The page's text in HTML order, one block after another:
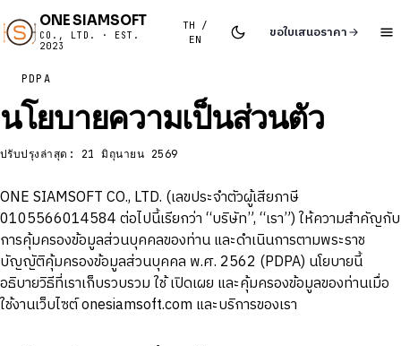
ONE SIAMSOFT
CO., LTD. · EST.
2023
TH /
EN
ขอใบเสนอราคา
PDPA
นโยบายความเป็นส่วนตัว
ปรับปรุงล่าสุด: 21 มิถุนายน 2569
ONE SIAMSOFT CO., LTD. (เลขประจำตัวผู้เสียภาษี
0105566014584 ต่อไปนี้เรียกว่า “บริษัท”, “เรา”) ให้ความสำคัญกับ
การคุ้มครองข้อมูลส่วนบุคคลของท่าน และดำเนินการตามพระราช
บัญญัติคุ้มครองข้อมูลส่วนบุคคล พ.ศ. 2562 (PDPA) นโยบายนี้
อธิบายวิธีที่เราเก็บรวบรวม ใช้ เปิดเผย และคุ้มครองข้อมูลของท่านเมื่อ
ใช้งานเว็บไซต์ onesiamsoft.com และบริการของเรา